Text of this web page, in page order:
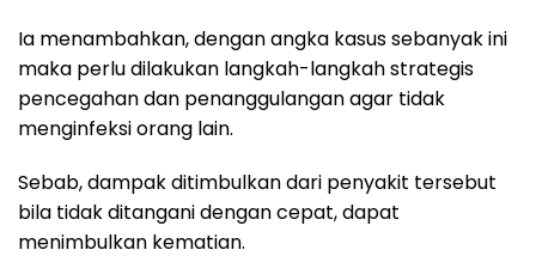
Ia menambahkan, dengan angka kasus sebanyak ini
maka perlu dilakukan langkah-langkah strategis
pencegahan dan penanggulangan agar tidak
menginfeksi orang lain.
Sebab, dampak ditimbulkan dari penyakit tersebut
bila tidak ditangani dengan cepat, dapat
menimbulkan kematian.